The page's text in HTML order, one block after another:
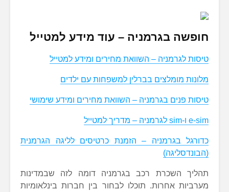
חופשה בגרמניה – עוד מידע למטייל
טיסות לגרמניה – השוואת מחירים ומידע למטייל
מלונות מומלצים בברלין למשפחות עם ילדים
טיסות פנים בגרמניה – השוואת מחירים ומידע שימושי
e-sim ו-sim לגרמניה – מדריך למטייל
כדורגל בגרמניה – הזמנת כרטיסים לליגה הגרמנית
(הבונדסליגה)
תהליך השכרת רכב בגרמניה דומה לזה שבמדינות
מערביות אחרות. תוכלו לבחור בין חברות בינלאומיות